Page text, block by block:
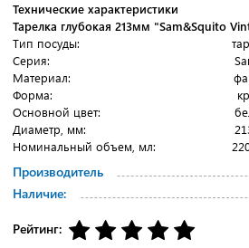
Технические характеристики
Тарелка глубокая 213мм "Sam&Squito
Тип посуды:
Серия:
Материал:
Форма:
Основной цвет:
Диаметр, мм:
Номинальный объем, мл:
Производитель
Наличие:
Рейтинг: